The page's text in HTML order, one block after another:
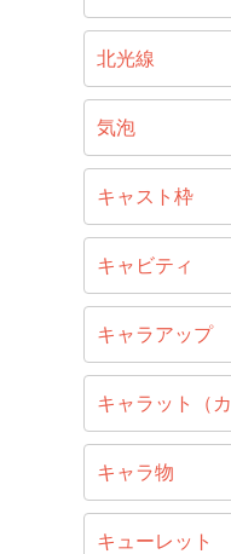
北光線
気泡
キャスト枠
キャビティ
キャラアップ
キャラット（カ
キャラ物
キューレット